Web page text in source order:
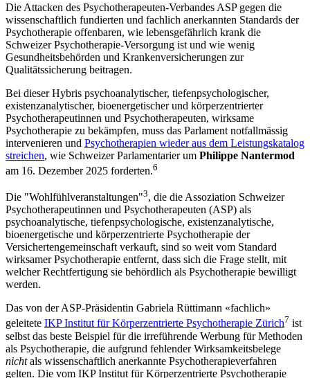
Die Attacken des Psychotherapeuten-Verbandes ASP gegen die
wissenschaftlich fundierten und fachlich anerkannten Standards der
Psychotherapie offenbaren, wie lebensgefährlich krank die
Schweizer Psychotherapie-Versorgung ist und wie wenig
Gesundheitsbehörden und Krankenversicherungen zur
Qualitätssicherung beitragen.
Bei dieser Hybris psychoanalytischer, tiefenpsychologischer,
existenzanalytischer, bioenergetischer und körperzentrierter
Psychotherapeutinnen und Psychotherapeuten, wirksame
Psychotherapie zu bekämpfen, muss das Parlament notfallmässig
intervenieren und Psychotherapien wieder aus dem Leistungskatalog
streichen, wie Schweizer Parlamentarier um Philippe Nantermod
am 16. Dezember 2025 forderten.6
Die "Wohlfühlveranstaltungen"3, die die Assoziation Schweizer
Psychotherapeutinnen und Psychotherapeuten (ASP) als
psychoanalytische, tiefenpsychologische, existenzanalytische,
bioenergetische und körperzentrierte Psychotherapie der
Versichertengemeinschaft verkauft, sind so weit vom Standard
wirksamer Psychotherapie entfernt, dass sich die Frage stellt, mit
welcher Rechtfertigung sie behördlich als Psychotherapie bewilligt
werden.
Das von der ASP-Präsidentin Gabriela Rüttimann «fachlich»
geleitete IKP Institut für Körperzentrierte Psychotherapie Zürich7 ist
selbst das beste Beispiel für die irreführende Werbung für Methoden
als Psychotherapie, die aufgrund fehlender Wirksamkeitsbelege
nichtals wissenschaftlich anerkannte Psychotherapieverfahren
gelten. Die vom IKP Institut für Körperzentrierte Psychotherapie